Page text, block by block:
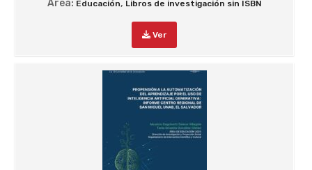
Área: Educación, Libros de investigación sin ISBN
Ver